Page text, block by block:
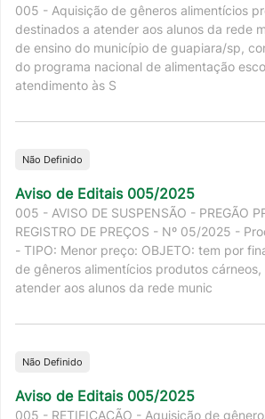
005 - Aquisição de gêneros alimentícios
destinados a atender aos alunos da rede
de ensino do município de guapiara/sp,
do programa nacional de alimentação
atendimento às S
Não Definido
Aviso de Editais 005/2025
005 - AVISO DE SUSPENSÃO - PREGÃO
REGISTRO DE PREÇOS - Nº 05/2025 -
- TIPO: Menor preço: OBJETO: tem por
de gêneros alimentícios produtos
atender aos alunos da rede munic
Não Definido
Aviso de Editais 005/2025
005 - RETIFICAÇÃO - Aquisição de